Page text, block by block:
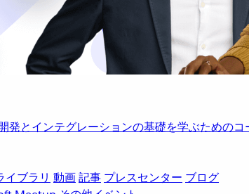
とインテグレーションの基礎を学ぶためのコ
イブラリ 動画記事 プレスセンター ブログ